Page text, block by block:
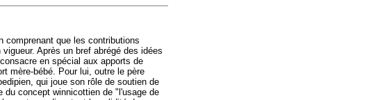
comprenant que les contributions
Après un bref abrégé des idées
en spécial aux apports de
mère-bébé. Pour lui, outre le père
qui joue son rôle de soutien de
du concept winnicottien de "l'usage de